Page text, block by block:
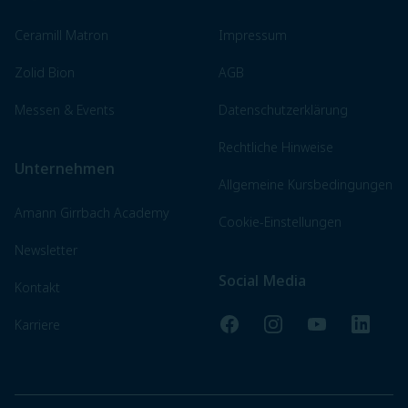
Ceramill Matron
Zolid Bion
Messen & Events
Unternehmen
Amann Girrbach Academy
Newsletter
Kontakt
Karriere
Impressum
AGB
Datenschutzerklärung
Rechtliche Hinweise
Allgemeine Kursbedingungen
Cookie-Einstellungen
Social Media
FacebookInstagramYouTube